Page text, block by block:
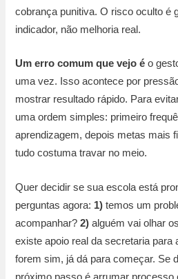
cobrança punitiva. O risco oculto é
indicador, não melhoria real.
Um erro comum que vejo é o
uma vez. Isso acontece por
mostrar resultado rápido. Para
uma ordem simples: primeiro
aprendizagem, depois metas mais
tudo costuma travar no meio.
Quer decidir se sua escola está
perguntas agora: 1) temos um
acompanhar?2) alguém vai olhar
existe apoio real da secretaria para
forem sim, já dá para começar. Se
próximo passo é arrumar processo